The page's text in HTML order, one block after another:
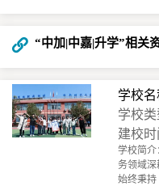
“中加|中嘉|升学”相关
学校名
学校类
建校时
学校简
务领域深
始终秉持